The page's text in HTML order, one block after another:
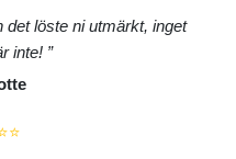
löste ni utmärkt, inget
inte!